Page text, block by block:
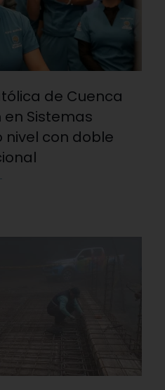
de Cuenca
Sistemas
nivel con doble